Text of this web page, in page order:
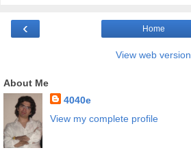
‹ Home
View web version
About Me
4040e
View my complete profile